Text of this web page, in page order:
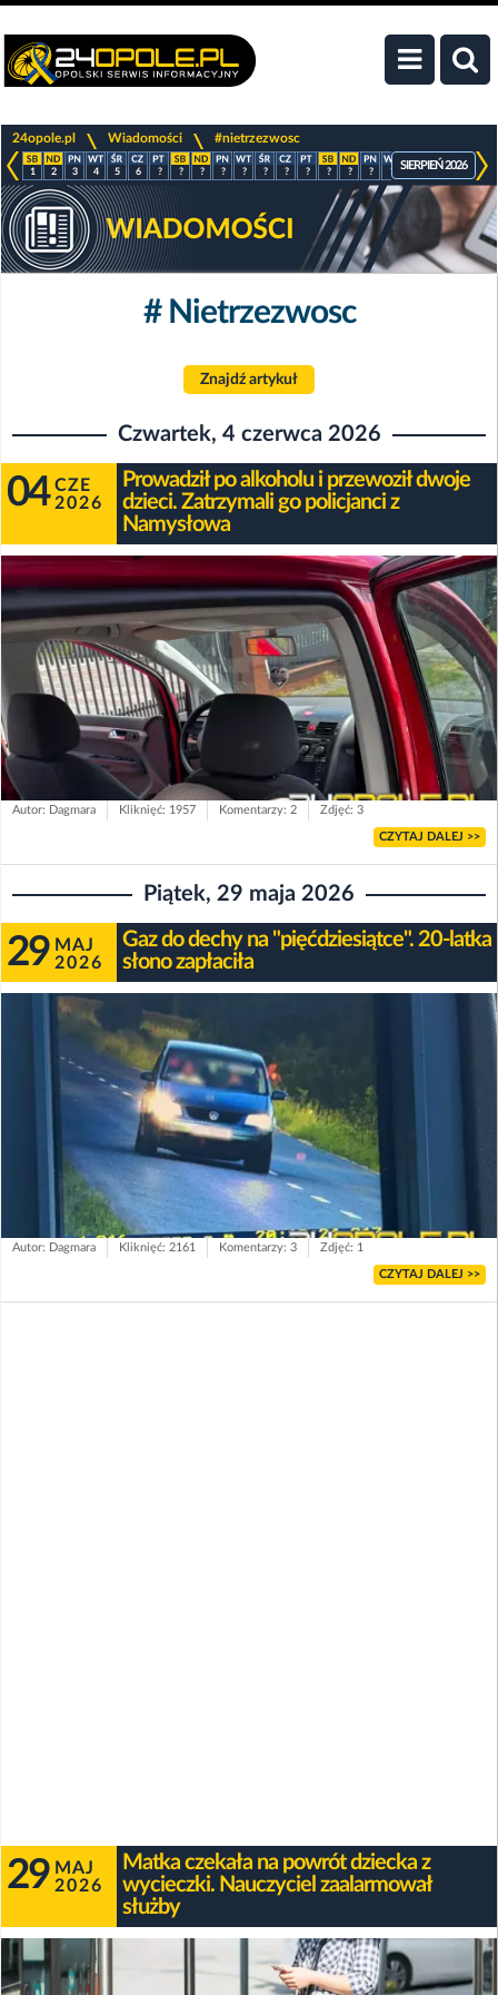
24opole.pl Wiadomości #nietrzezwosc
1 2 3 4 5 6 ? ? ? ? ? ? ? ? ? ? ? ? ? ? ?
SIERPIEŃ 2026
# Nietrzezwosc
Znajdź artykuł
Czwartek, 4 czerwca 2026
04 CZE
2026
Prowadził po alkoholu i przewoził dwoje
dzieci. Zatrzymali go policjanci z
Namysłowa
Autor: Dagmara Kliknięć: 1957 Komentarzy: 2 Zdjęć: 3
CZYTAJ DALEJ >>
Piątek, 29 maja 2026
29 MAJ
2026
Gaz do dechy na "pięćdziesiątce". 20-latka
słono zapłaciła
Autor: Dagmara Kliknięć: 2161 Komentarzy: 3 Zdjęć: 1
CZYTAJ DALEJ >>
29 MAJ
2026
Matka czekała na powrót dziecka z
wycieczki. Nauczyciel zaalarmował
służby